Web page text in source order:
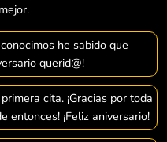
he sabido que
querid@!
cita. ¡Gracias por toda
entonces! ¡Feliz aniversario!